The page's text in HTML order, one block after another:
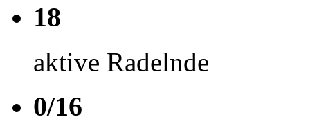
18
aktive Radelnde
0/16